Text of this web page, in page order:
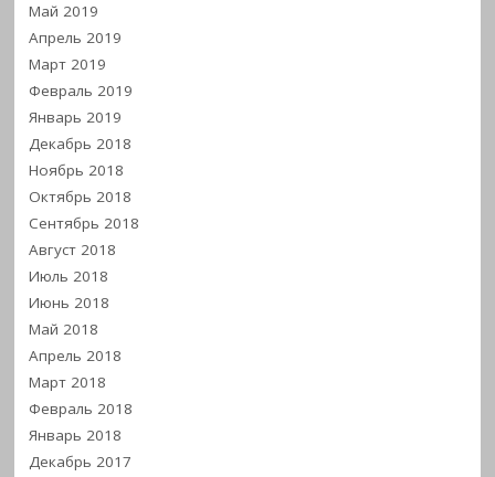
Май 2019
Апрель 2019
Март 2019
Февраль 2019
Январь 2019
Декабрь 2018
Ноябрь 2018
Октябрь 2018
Сентябрь 2018
Август 2018
Июль 2018
Июнь 2018
Май 2018
Апрель 2018
Март 2018
Февраль 2018
Январь 2018
Декабрь 2017